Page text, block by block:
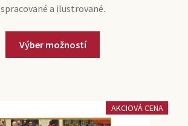
spracované a ilustrované.
Výber možností
AKCIOVÁ CENA